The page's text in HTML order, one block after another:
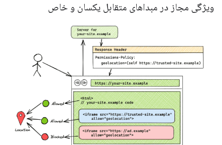
ویژگی مجاز در مبداهای متقابل یکسان و خاص